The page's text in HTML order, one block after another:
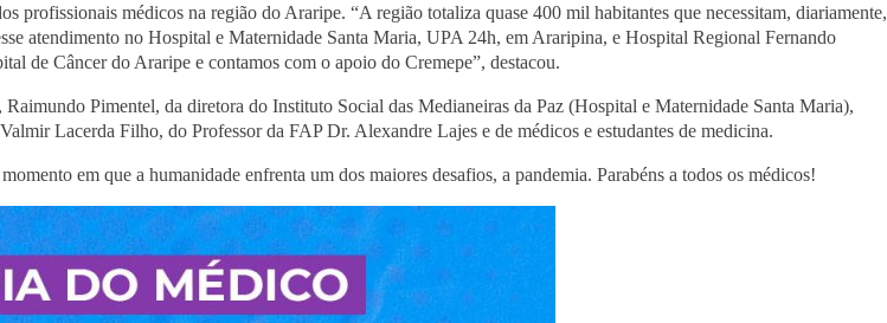
profissionais médicos na região do Araripe. “A região totaliza quase 400 mil habitantes que necessitam, diariamente,
atendimento no Hospital e Maternidade Santa Maria, UPA 24h, em Araripina, e Hospital Regional Fernando
de Câncer do Araripe e contamos com o apoio do Cremepe”, destacou.
Pimentel, da diretora do Instituto Social das Medianeiras da Paz (Hospital e Maternidade Santa Maria),
Lacerda Filho, do Professor da FAP Dr. Alexandre Lajes e de médicos e estudantes de medicina.
em que a humanidade enfrenta um dos maiores desafios, a pandemia. Parabéns a todos os médicos!